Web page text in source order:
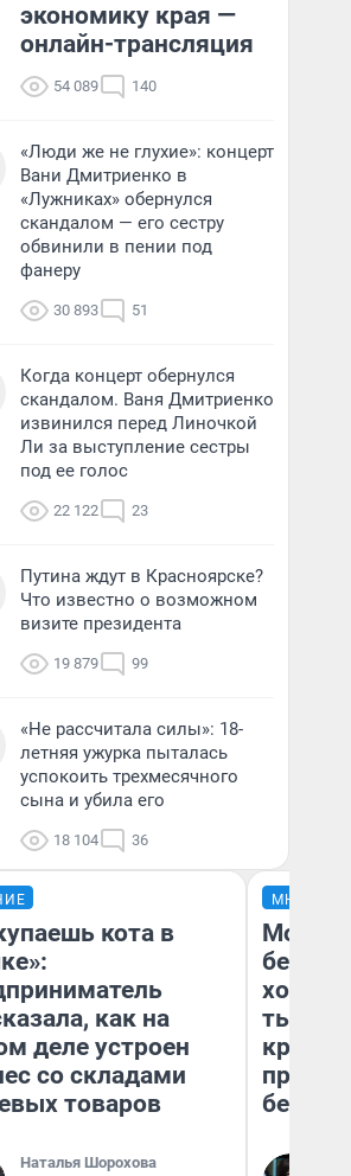
экономику края —
онлайн-трансляция
54 089 140
«Люди же не глухие»: концерт
Вани Дмитриенко в
«Лужниках» обернулся
скандалом — его сестру
обвинили в пении под
фанеру
30 893 51
Когда концерт обернулся
скандалом. Ваня Дмитриенко
извинился перед Линочкой
Ли за выступление сестры
под ее голос
22 122 23
Путина ждут в Красноярске?
Что известно о возможном
визите президента
19 879 99
«Не рассчитала силы»: 18-
летняя ужурка пыталась
успокоить трехмесячного
сына и убила его
18 104 36
кота в
как на
деле устроен
со складами
товаров
Наталья Шорохова
МНЕНИЕ
Мой
хотела
тысяч,